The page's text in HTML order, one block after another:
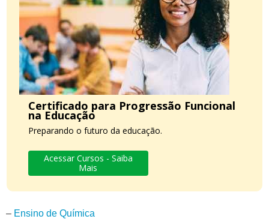
Certificado para Progressão Funcional
na Educação
Preparando o futuro da educação.
Acessar Cursos - Saiba
Mais
– Ensino de Química